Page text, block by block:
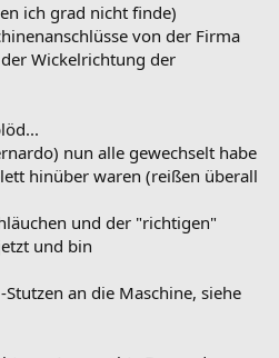
ich grad nicht finde)
von der Firma
Wickelrichtung der
nun alle gewechselt habe
hinüber waren (reißen überall
und der "richtigen"
und bin
an die Maschine, siehe